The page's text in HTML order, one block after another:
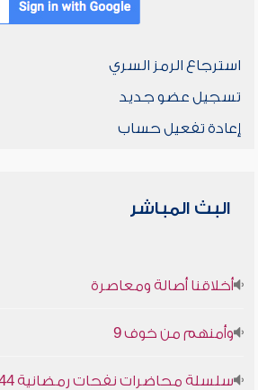
استرجاع الرمز السري
تسجيل عضو جديد
إعادة تفعيل حساب
البث المباشر
أخلاقنا أصالة ومعاصرة
وأمنهم من خوف 9
سلسلة محاضرات نفحات رمضانية 1444هـ